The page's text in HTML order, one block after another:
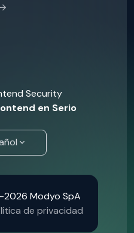
en Serio
Modyo SpA
de privacidad